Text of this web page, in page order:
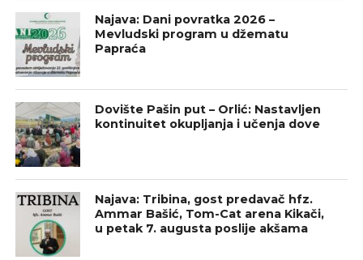
Najava: Dani povratka 2026 –
Mevludski program u džematu
Papraća
Dovište Pašin put – Orlić: Nastavljen
kontinuitet okupljanja i učenja dove
Najava: Tribina, gost predavač hfz.
Ammar Bašić, Tom-Cat arena Kikači,
u petak 7. augusta poslije akšama